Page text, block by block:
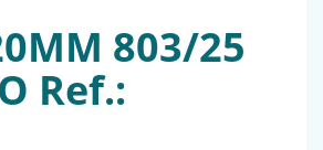
803/25
Ref.: